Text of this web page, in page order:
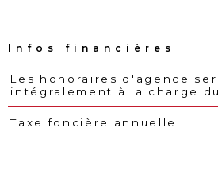
Infos financières
Caractéristiques Valeurs
Les honoraires d'agence
intégralement à la charge
Taxe foncière annuelle